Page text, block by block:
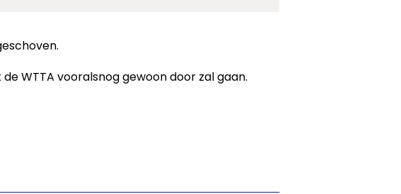
WTTA vooralsnog gewoon door zal gaan.